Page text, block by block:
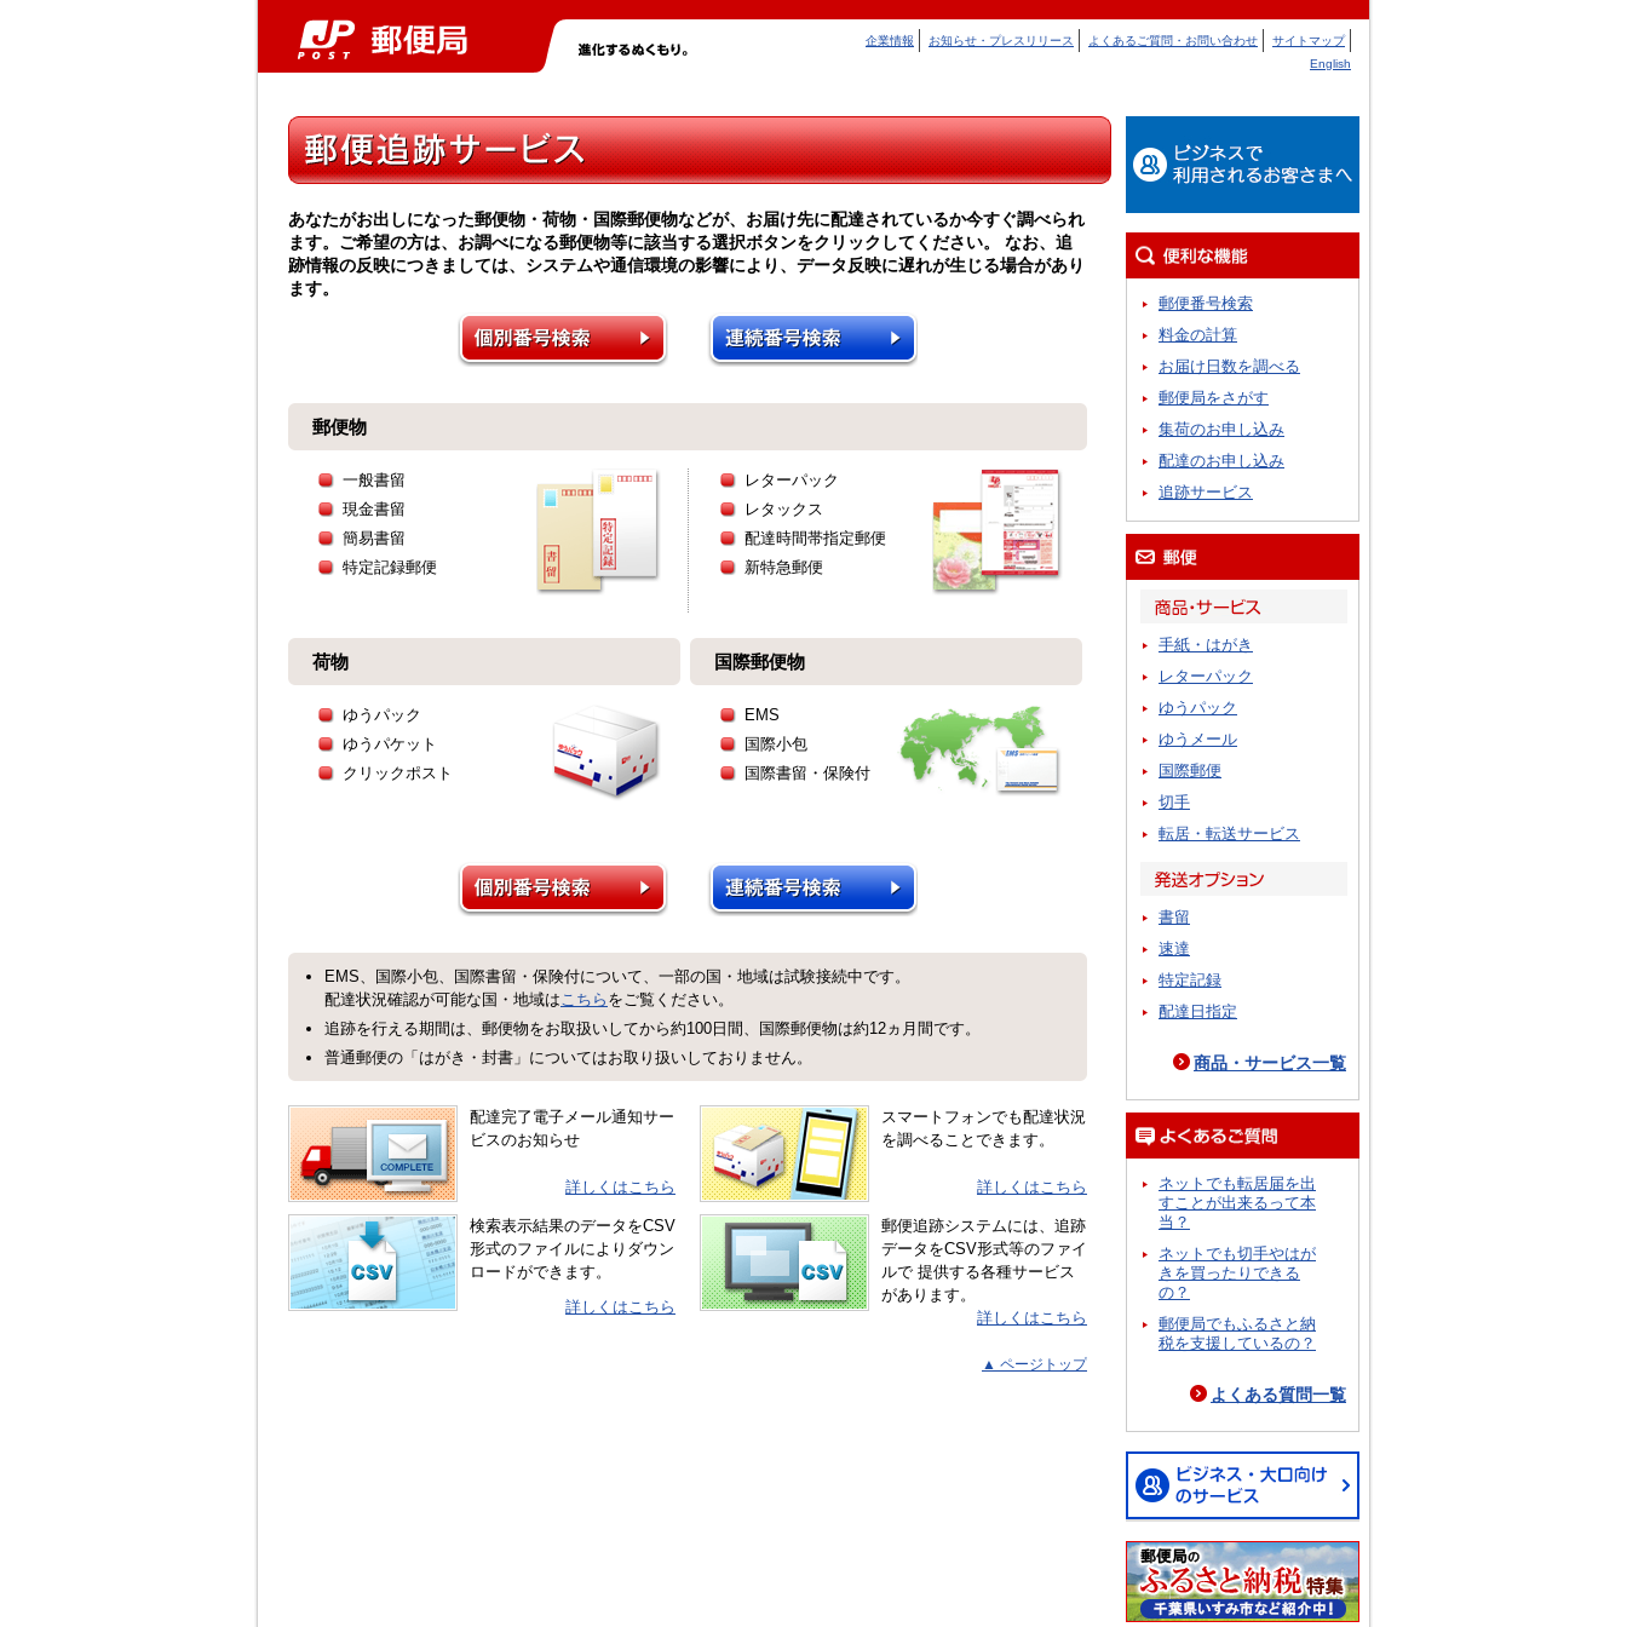
企業情報 お知らせ・プレスリリース よくあるご質問・お問い合わせ
サイトマップ
English
郵便番号検索
料金の計算
お届け日数を調べる
郵便局をさがす
集荷のお申し込み
配達のお申し込み
追跡サービス
手紙・はがき
レターパック
ゆうパック
ゆうメール
国際郵便
切手
転居・転送サービス
書留
速達
特定記録
配達日指定
商品・サービス一覧
ネットでも転居届を出
すことが出来るって本
当？
ネットでも切手やはが
きを買ったりできる
の？
郵便局でもふるさと納
税を支援しているの？
よくある質問一覧
あなたがお出しになった郵便物・荷物・国際郵便物などが、お届け先に配達されているか今すぐ調べられ
ます。ご希望の方は、お調べになる郵便物等に該当する選択ボタンをクリックしてください。 なお、追
跡情報の反映につきましては、システムや通信環境の影響により、データ反映に遅れが生じる場合があり
ます。
郵便物
一般書留
現金書留
簡易書留
特定記録郵便
レターパック
レタックス
配達時間帯指定郵便
新特急郵便
荷物
ゆうパック
ゆうパケット
クリックポスト
国際郵便物
EMS
国際小包
国際書留・保険付
EMS、国際小包、国際書留・保険付について、一部の国・地域は試験接続中です。
配達状況確認が可能な国・地域はこちら をご覧ください。
追跡を行える期間は、郵便物をお取扱いしてから約100日間、国際郵便物は約12ヵ月間です。
普通郵便の「はがき・封書」についてはお取り扱いしておりません。
配達完了電子メール通知サー
ビスのお知らせ
詳しくはこちら
スマートフォンでも配達状況
を調べることできます。
詳しくはこちら
検索表示結果のデータをCSV
形式のファイルによりダウン
ロードができます。
詳しくはこちら
郵便追跡システムには、追跡
データをCSV形式等のファイ
ルで 提供する各種サービス
があります。
詳しくはこちら
▲ ページトップ